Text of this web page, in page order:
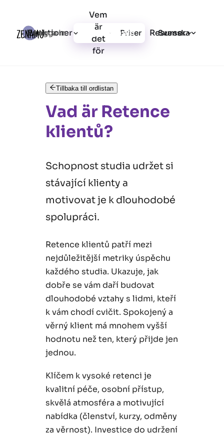
Funktioner
Vem
är
det
för
Priser Resurser
Logga in Registrera dig Svenska
Tillbaka till ordlistan
Vad är Retence
klientů?
Schopnost studia udržet si
stávající klienty a
motivovat je k dlouhodobé
spolupráci.
Retence klientů patří mezi
nejdůležitější metriky úspěchu
každého studia. Ukazuje, jak
dobře se vám daří budovat
dlouhodobé vztahy s lidmi, kteří
k vám chodí cvičit. Spokojený a
věrný klient má mnohem vyšší
hodnotu než ten, který přijde jen
jednou.
Klíčem k vysoké retenci je
kvalitní péče, osobní přístup,
skvělá atmosféra a motivující
nabídka (členství, kurzy, odměny
za věrnost). Investice do udržení